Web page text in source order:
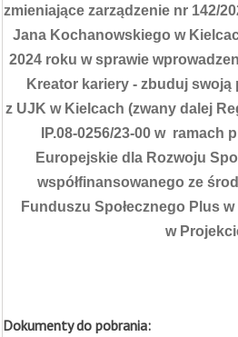
zmieniające zarządzenie nr 142/
Jana Kochanowskiego w
2024 roku w sprawie
Kreator kariery - zbuduj swoją
z UJK w Kielcach (zwany dalej
IP.08-0256/23-00 w ramach
Europejskie dla Rozwoju
współfinansowanego ze
Funduszu Społecznego Plus
w
Dokumenty do pobrania: